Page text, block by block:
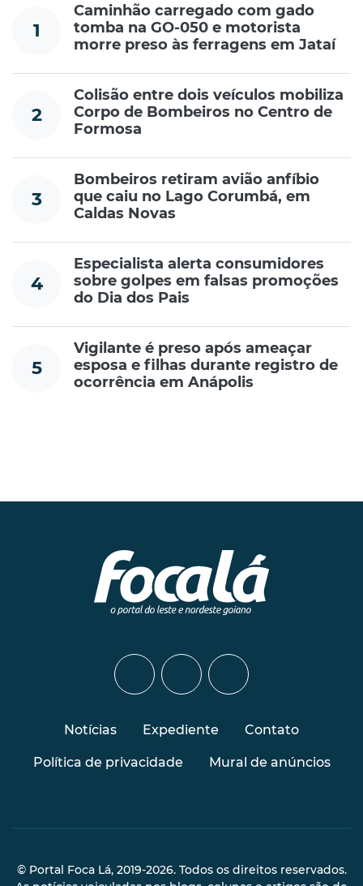
1
Caminhão carregado com gado
tomba na GO-050 e motorista
morre preso às ferragens em Jataí
2
Colisão entre dois veículos mobiliza
Corpo de Bombeiros no Centro de
Formosa
3
Bombeiros retiram avião anfíbio
que caiu no Lago Corumbá, em
Caldas Novas
4
Especialista alerta consumidores
sobre golpes em falsas promoções
do Dia dos Pais
5
Vigilante é preso após ameaçar
esposa e filhas durante registro de
ocorrência em Anápolis
Notícias Expediente Contato
Política de privacidade Mural de anúncios
© Portal Foca Lá, 2019-2026. Todos os direitos reservados.